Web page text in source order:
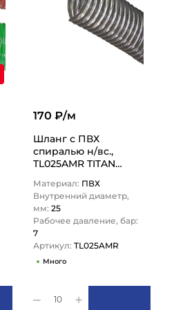
170 ₽/м
Шланг с ПВХ
спиралью н/вс.,
TL025AMR TITAN
Материал: ПВХ
Внутренний диаметр,
мм: 25
Рабочее давление, бар:
7
Артикул: TL025AMR
Много
10